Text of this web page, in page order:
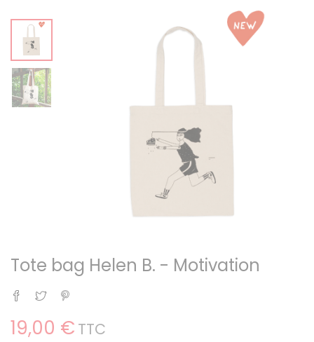
Tote bag Helen B. - Motivation
Partager
Tweet
19,00 € TTC